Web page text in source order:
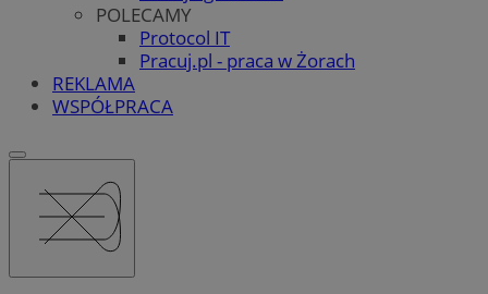
POLECAMY
Protocol IT
Pracuj.pl - praca w Żorach
REKLAMA
WSPÓŁPRACA